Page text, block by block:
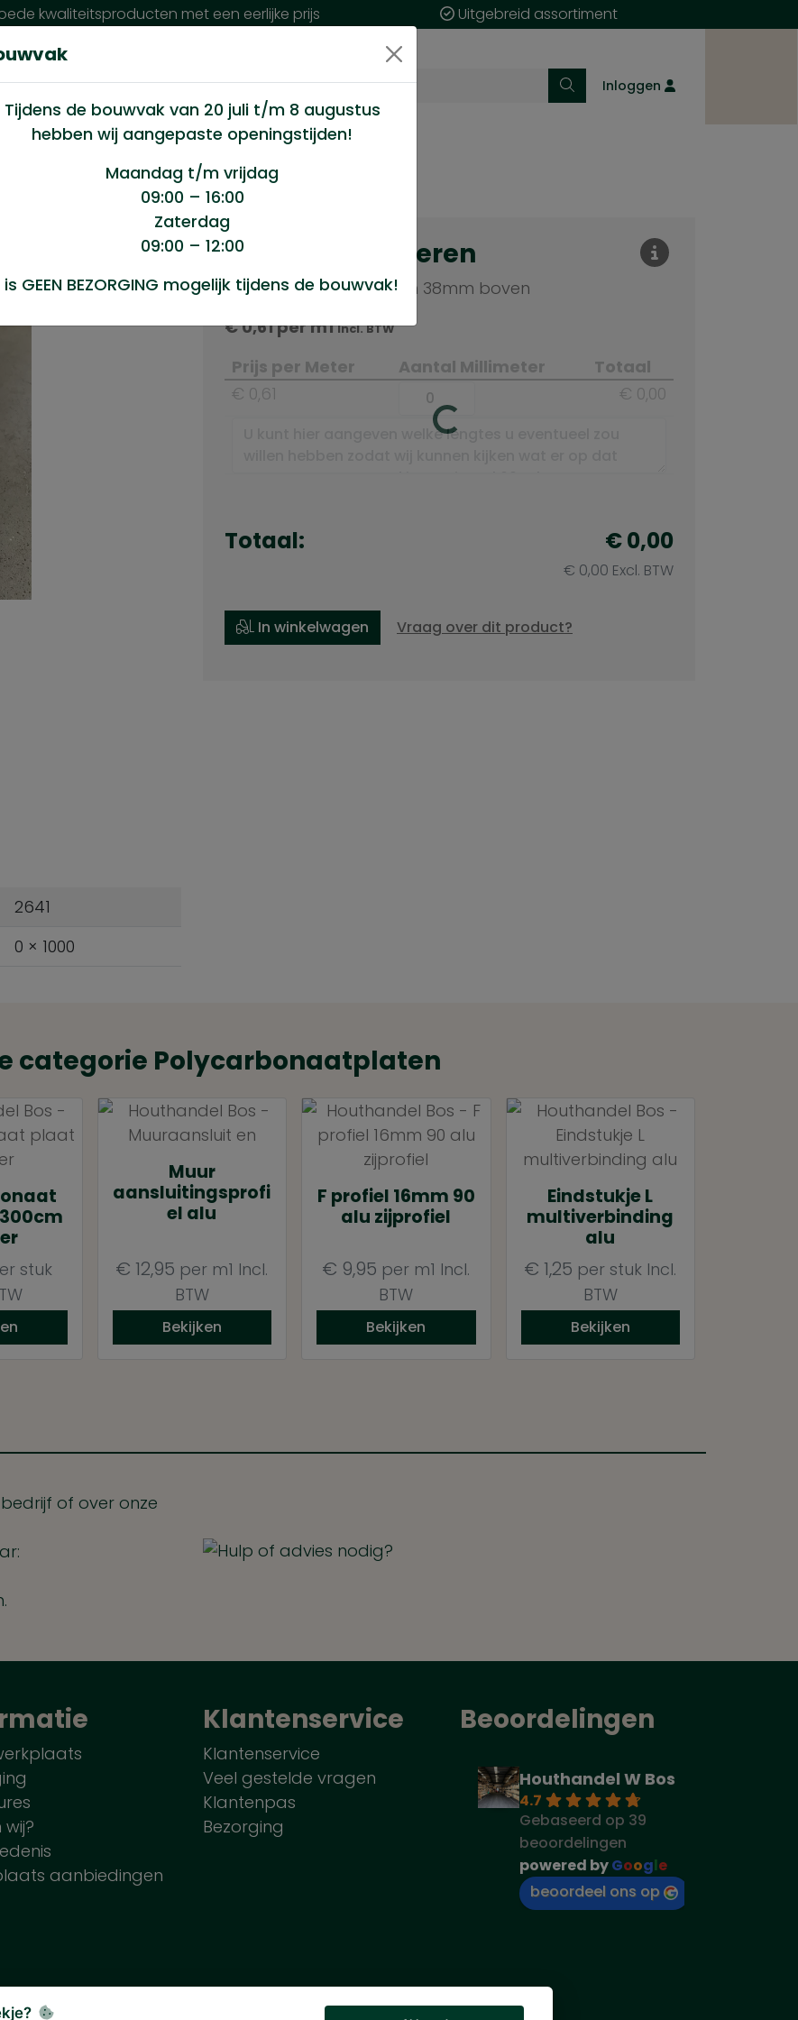
kwaliteitsproducten met een eerlijke prijs Uitgebreid assortiment
Klantenservice Nieuws Inloggen
dust tape gesloten 38mm boven
Product selecteren
Anti-dust tape gesloten 38mm boven
€0,61per m1Incl. BTW
Prijs per Meter Aantal Millimeter
Totaal
€ 0,61
€ 0,00
Totaal: € 0,00
€ 0,00 Excl. BTW
In winkelwagen Vraag over dit product?
2641
0 × 1000
categorie Polycarbonaatplaten
stuk
Muur
aansluitingsprofi
el alu
€ 12,95 per m1 Incl.
BTW
Bekijken
F profiel 16mm 90
alu zijprofiel
€ 9,95 per m1 Incl.
BTW
Bekijken
Eindstukje L
multiverbinding
alu
€ 1,25 per stuk Incl.
BTW
Bekijken
of over onze
wij?
aanbiedingen
Klantenservice
Klantenservice
Veel gestelde vragen
Klantenpas
Bezorging
Beoordelingen
Houthandel W Bos
4.7
Gebaseerd op 39
beoordelingen
powered byGoogle
beoordeel ons op
Tijdens de bouwvak van 20 juli t/m 8 augustus
hebben wij aangepaste openingstijden!
Maandag t/m vrijdag
09:00 – 16:00
Zaterdag
09:00 – 12:00
is GEEN BEZORGING mogelijk tijdens de bouwvak!